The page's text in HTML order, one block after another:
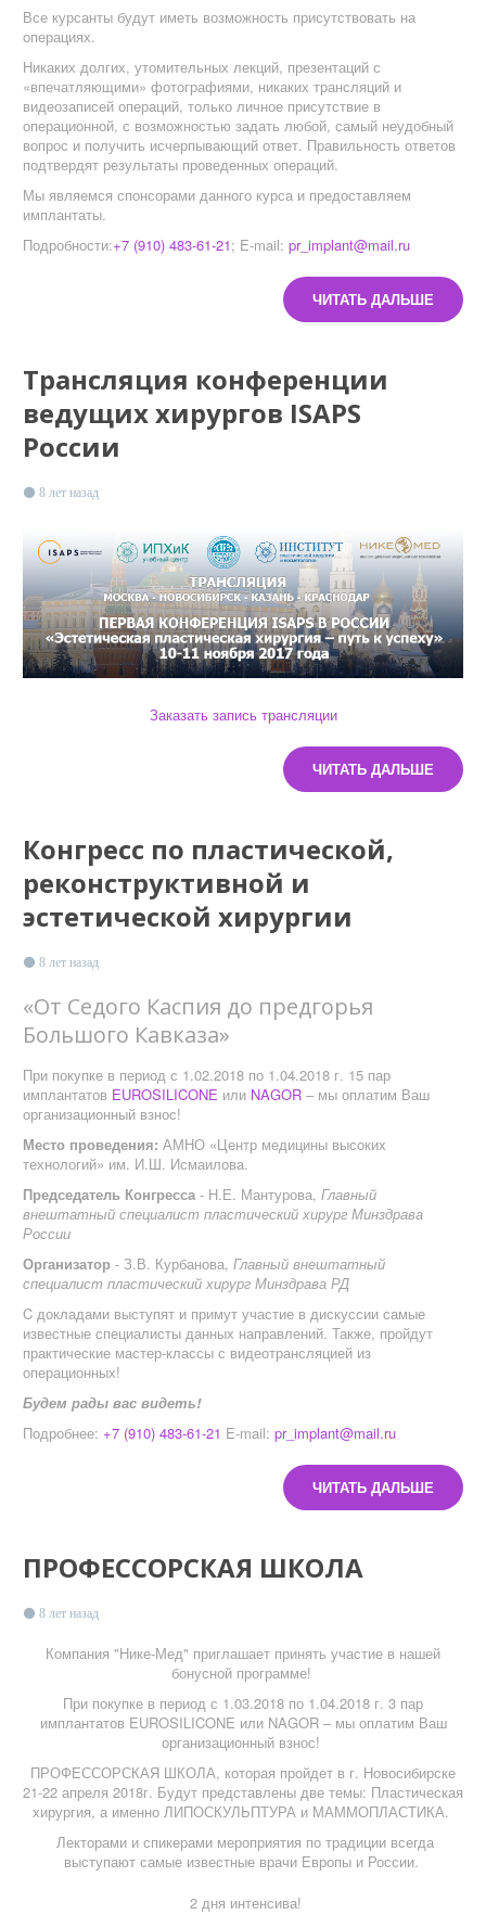
Все курсанты будут иметь возможность присутствовать на
операциях.
Никаких долгих, утомительных лекций, презентаций с
«впечатляющими» фотографиями, никаких трансляций и
видеозаписей операций, только личное присутствие в
операционной, с возможностью задать любой, самый неудобный
вопрос и получить исчерпывающий ответ. Правильность ответов
подтвердят результаты проведенных операций.
Мы являемся спонсорами данного курса и предоставляем
имплантаты.
Подробности:+7 (910) 483-61-21; E-mail: pr_implant@mail.ru
ЧИТАТЬ ДАЛЬШЕ
Трансляция конференции
ведущих хирургов ISAPS
России
8 лет назад
Заказать запись трансляции
ЧИТАТЬ ДАЛЬШЕ
Конгресс по пластической,
реконструктивной и
эстетической хирургии
8 лет назад
«От Седого Каспия до предгорья
Большого Кавказа»
При покупке в период с 1.02.2018 по 1.04.2018 г. 15 пар
имплантатов EUROSILICONE или NAGOR – мы оплатим Ваш
организационный взнос!
Место проведения: АМНО «Центр медицины высоких
технологий» им. И.Ш. Исмаилова.
Председатель Конгресса- Н.Е. Мантурова, Главный
внештатный специалист пластический хирург Минздрава
России
Организатор - З.В. Курбанова, Главный внештатный
специалист пластический хирург Минздрава РД
C докладами выступят и примут участие в дискуссии самые
известные специалисты данных направлений. Также, пройдут
практические мастер-классы с видеотрансляцией из
операционных!
Будем рады вас видеть!
Подробнее: +7 (910) 483-61-21 E-mail: pr_implant@mail.ru
ЧИТАТЬ ДАЛЬШЕ
ПРОФЕССОРСКАЯ ШКОЛА
8 лет назад
Компания "Нике-Мед" приглашает принять участие в нашей
бонусной программе!
При покупке в период с 1.03.2018 по 1.04.2018 г. 3 пар
имплантатов EUROSILICONE или NAGOR – мы оплатим Ваш
организационный взнос!
ПРОФЕССОРСКАЯ ШКОЛА, которая пройдет в г. Новосибирске
21-22 апреля 2018г. Будут представлены две темы: Пластическая
хирургия, а именно ЛИПОСКУЛЬПТУРА и МАММОПЛАСТИКА.
Лекторами и спикерами мероприятия по традиции всегда
выступают самые известные врачи Европы и России.
2 дня интенсива!